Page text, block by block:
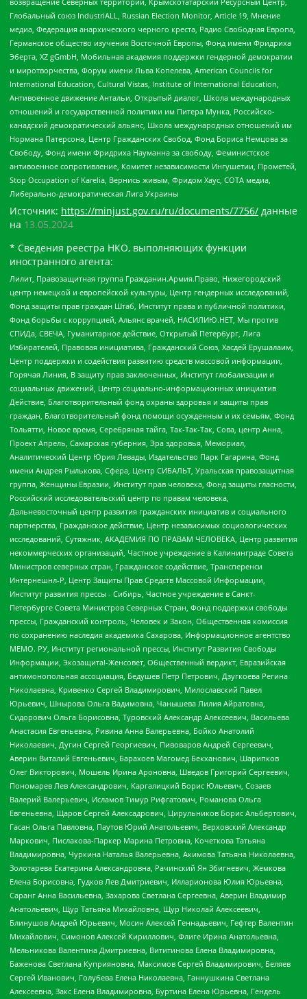
Глобальный союз IndustriALL, Russian Election Monitor, Article 19, Мнение
медиа, Федерация анархического черного креста, Радио Свободная Европа,
Германское общество изучения Восточной Европы, Фонд имени Фридриха
Эберта, XZ gGmbH, Мобильная академия поддержки гендерной демократии
и миротворчества, Форум имени Льва Копелева, American Councils for
International Education, Cultural Vistas, Institute of International Education,
Антивоенное движение Антальи, Открытый диалог, Школа международных
отношений и государственной политики им Питера Мунка, Российско-
канадский демократический альянс, Школа международных отношений им
Нормана Патерсона, Центр Гражданских Свобод, Фонд Бориса Немцова за
Свободу, Фонд имени Фридриха Науманна за свободу, Феминистское
антивоенное сопротивление, Комитет независимости Ингушетии, Прометей,
Stop Occupation of Karelia, Вернись живым, Фридом Хаус, СОТА медиа,
Либерально-демократическая Лига Украины
Источник: https://minjust.gov.ru/ru/documents/7756/ данные
на 13.05.2024
* Сведения реестра НКО, выполняющих функции
иностранного агента:
Лилит, Правозащитная группа Гражданин.Армия.Право, Нижегородский
центр немецкой и европейской культуры, Центр гендерных исследований,
Фонд защиты прав граждан Штаб, Институт права и публичной политики,
Фонд борьбы с коррупцией, Альянс врачей, НАСИЛИЮ.НЕТ, Мы против
СПИДа, СВЕЧА, Гуманитарное действие, Открытый Петербург, Лига
Избирателей, Правовая инициатива, Гражданский Союз, Хасдей Ерушалаим,
Центр поддержки и содействия развитию средств массовой информации,
Горячая Линия, В защиту прав заключенных, Институт глобализации и
социальных движений, Центр социально-информационных инициатив
Действие, Благотворительный фонд охраны здоровья и защиты прав
граждан, Благотворительный фонд помощи осужденным и их семьям, Фонд
Тольятти, Новое время, Серебряная тайга, Так-Так-Так, Сова, центр Анна,
Проект Апрель, Самарская губерния, Эра здоровья, Мемориал,
Аналитический Центр Юрия Левады, Издательство Парк Гагарина, Фонд
имени Андрея Рылькова, Сфера, Центр СИБАЛЬТ, Уральская правозащитная
группа, Женщины Евразии, Институт прав человека, Фонд защиты гласности,
Российский исследовательский центр по правам человека,
Дальневосточный центр развития гражданских инициатив и социального
партнерства, Гражданское действие, Центр независимых социологических
исследований, Сутяжник, АКАДЕМИЯ ПО ПРАВАМ ЧЕЛОВЕКА, Центр развития
некоммерческих организаций, Частное учреждение в Калининграде Совета
Министров северных стран, Гражданское содействие, Трансперенси
Интернешнл-Р, Центр Защиты Прав Средств Массовой Информации,
Институт развития прессы - Сибирь, Частное учреждение в Санкт-
Петербурге Совета Министров Северных Стран, Фонд поддержки свободы
прессы, Гражданский контроль, Человек и Закон, Общественная комиссия
по сохранению наследия академика Сахарова, Информационное агентство
МЕМО. РУ, Институт региональной прессы, Институт Развития Свободы
Информации, Экозащита!-Женсовет, Общественный вердикт, Евразийская
антимонопольная ассоциация, Бедушев Петр Петрович, Дзугкоева Регина
Николаевна, Кривенко Сергей Владимирович, Милославский Павел
Юрьевич, Шнырова Ольга Вадимовна, Чанышева Лилия Айратовна,
Сидорович Ольга Борисовна, Туровский Александр Алексеевич, Васильева
Анастасия Евгеньевна, Ривина Анна Валерьевна, Бойко Анатолий
Николаевич, Дугин Сергей Георгиевич, Пивоваров Андрей Сергеевич,
Аверин Виталий Евгеньевич, Барахоев Магомед Бекханович, Шарипков
Олег Викторович, Мошель Ирина Ароновна, Шведов Григорий Сергеевич,
Пономарев Лев Александрович, Каргалицкий Борис Юльевич, Созаев
Валерий Валерьевич, Исламов Тимур Рифгатович, Романова Ольга
Евгеньевна, Щаров Сергей Алексадрович, Цирульников Борис Альбертович,
Гасан Ольга Павловна, Паутов Юрий Анатольевич, Верховский Александр
Маркович, Пислакова-Паркер Марина Петровна, Кочеткова Татьяна
Владимировна, Чуркина Наталья Валерьевна, Акимова Татьяна Николаевна,
Золотарева Екатерина Александровна, Рачинский Ян Збигневич, Жемкова
Елена Борисовна, Гудков Лев Дмитриевич, Илларионова Юлия Юрьевна,
Саранг Анна Васильевна, Захарова Светлана Сергеевна, Аверин Владимир
Анатольевич, Щур Татьяна Михайловна, Щур Николай Алексеевич,
Блинушов Андрей Юрьевич, Мосин Алексей Геннадьевич, Гефтер Валентин
Михайлович, Симонов Алексей Кириллович, Флиге Ирина Анатольевна,
Мельникова Валентина Дмитриевна, Вититинова Елена Владимировна,
Баженова Светлана Куприяновна, Максимов Сергей Владимирович, Беляев
Сергей Иванович, Голубева Елена Николаевна, Ганнушкина Светлана
Алексеевна, Закс Елена Владимировна, Буртина Елена Юрьевна, Гендель